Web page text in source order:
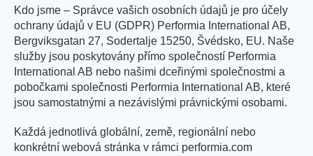
Kdo jsme – Správce vašich osobních údajů je pro účely
ochrany údajů v EU (GDPR) Performia International AB,
Bergviksgatan 27, Sodertalje 15250, Švédsko, EU. Naše
služby jsou poskytovány přímo společností Performia
International AB nebo našimi dceřinými společnostmi a
pobočkami společnosti Performia International AB, které
jsou samostatnými a nezávislými právnickými osobami.
Každá jednotlivá globální, země, regionální nebo
konkrétní webová stránka v rámci performia.com